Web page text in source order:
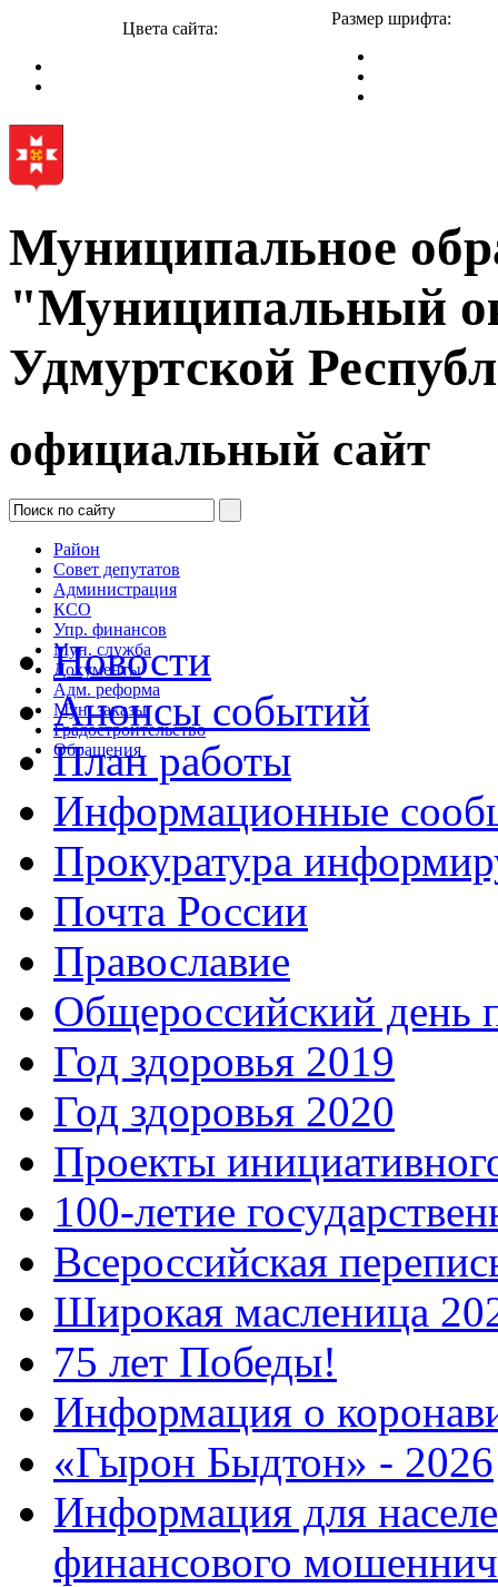
Цвета сайта:
Размер шрифта:
Муниципальное
"Муниципальный
Удмуртской
официальный сайт
Район
Совет депутатов
Администрация
КСО
Упр. финансов
Мун. служба
Документы
Адм. реформа
Мун. заказы
Градостроительство
Обращения
Новости
Анонсы событий
План работы
Информационные
Прокуратура
Почта России
Православие
Общероссийский день
Год здоровья 2019
Год здоровья 2020
Проекты
100-летие
Всероссийская
Широкая масленица
75 лет Победы!
Информация о
«Гырон Быдтон» - 2026
Информация для
финансового